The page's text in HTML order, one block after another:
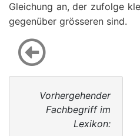
Gleichung an, der zufolge
gegenüber grösseren sind.
Vorhergehender
Fachbegriff im
Lexikon: